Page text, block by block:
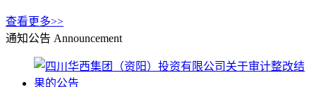
查看更多>>
通知公告 Announcement